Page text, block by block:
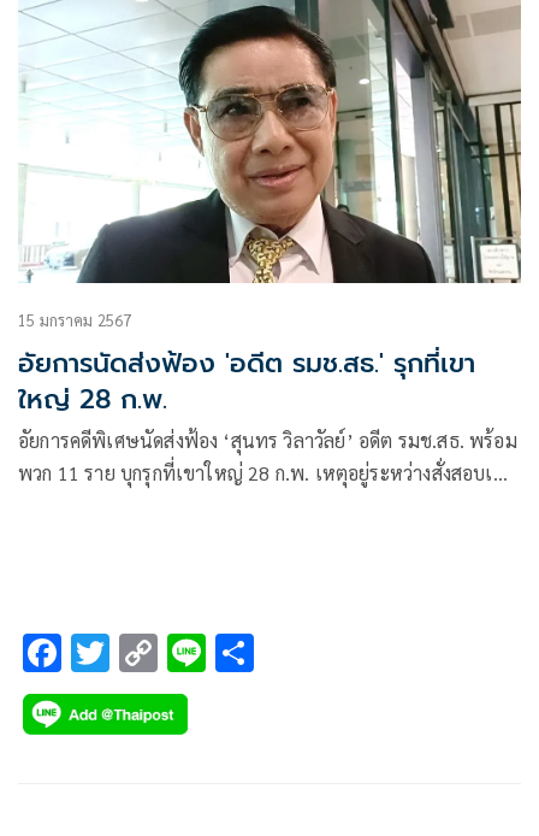
15 มกราคม 2567
อัยการนัดส่งฟ้อง 'อดีต รมช.สธ.' รุกที่เขา
ใหญ่ 28 ก.พ.
อัยการคดีพิเศษนัดส่งฟ้อง ‘สุนทร วิลาวัลย์’ อดีต รมช.สธ. พร้อม
พวก 11 ราย บุกรุกที่เขาใหญ่ 28 ก.พ. เหตุอยู่ระหว่างสั่งสอบเพิ่ม
F
ac
e
T
wi
tt
C
o
p
Li